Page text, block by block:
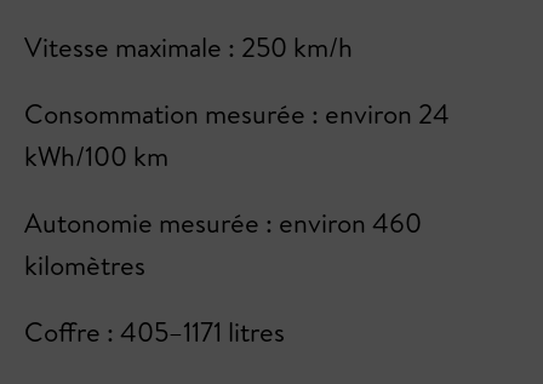
Vitesse maximale : 250 km/h
Consommation mesurée : environ 24
kWh/100 km
Autonomie mesurée : environ 460
kilomètres
Coffre : 405–1171 litres